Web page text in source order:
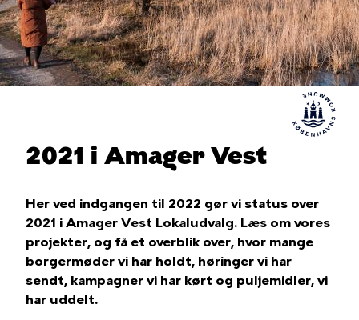
2021 i Amager Vest
Her ved indgangen til 2022 gør vi status over
2021 i Amager Vest Lokaludvalg. Læs om vores
projekter, og få et overblik over, hvor mange
borgermøder vi har holdt, høringer vi har
sendt, kampagner vi har kørt og puljemidler, vi
har uddelt.